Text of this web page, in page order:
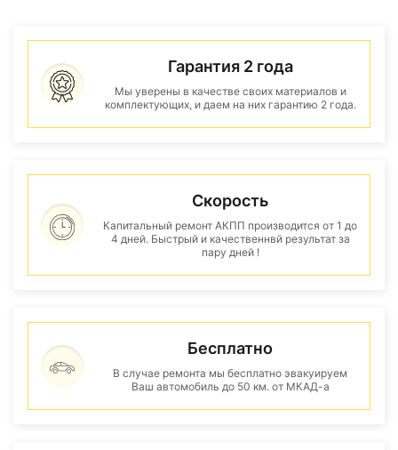
Гарантия 2 года
Мы уверены в качестве своих материалов и
комплектующих, и даем на них гарантию 2 года.
Скорость
Капитальный ремонт АКПП производится от 1 до
4 дней. Быстрый и качественнвй результат за
пару дней !
Бесплатно
В случае ремонта мы бесплатно эвакуируем
Ваш автомобиль до 50 км. от МКАД-а